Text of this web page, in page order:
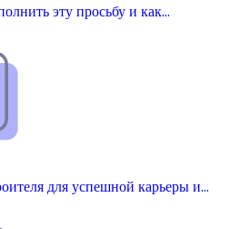
эту просьбу и как…
для успешной карьеры и…